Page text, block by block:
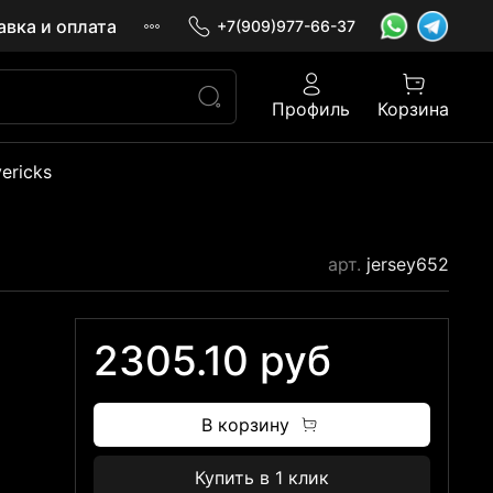
и оплата +7(909)977-66-37
Профиль Корзина
арт. jersey652
2305.10 руб
В корзину
Купить в 1 клик